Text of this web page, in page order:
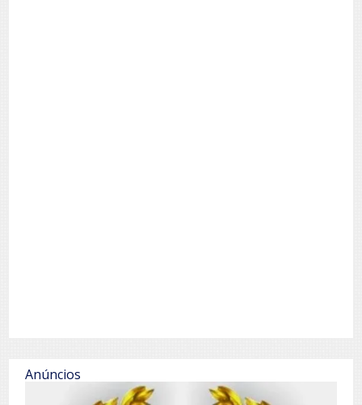
Anúncios